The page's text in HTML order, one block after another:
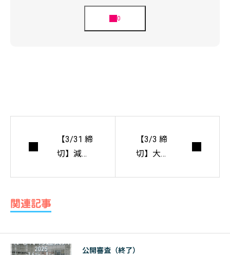
【3/31 締
切】減災
【3/3 締
切】大津
関連記事
公開審査（終了）